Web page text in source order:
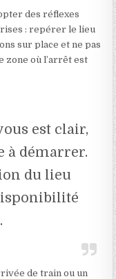
des réflexes
: repérer le lieu
sur place et ne pas
zone où l’arrêt est
est clair,
à démarrer.
du lieu
de train ou un